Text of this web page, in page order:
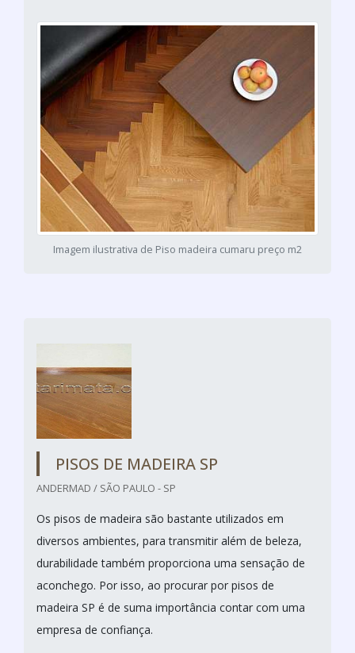
Imagem ilustrativa de Piso madeira cumaru preço m2
PISOS DE MADEIRA SP
ANDERMAD / SÃO PAULO - SP
Os pisos de madeira são bastante utilizados em
diversos ambientes, para transmitir além de beleza,
durabilidade também proporciona uma sensação de
aconchego. Por isso, ao procurar por pisos de
madeira SP é de suma importância contar com uma
empresa de confiança.